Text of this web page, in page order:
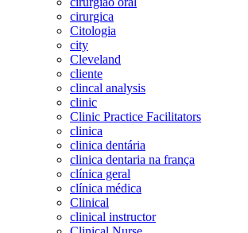
cirurgica
Citologia
city
Cleveland
cliente
clincal analysis
clinic
Clinic Practice Facilitators
clinica
clinica dentária
clinica dentaria na frança
clínica geral
clínica médica
Clinical
clinical instructor